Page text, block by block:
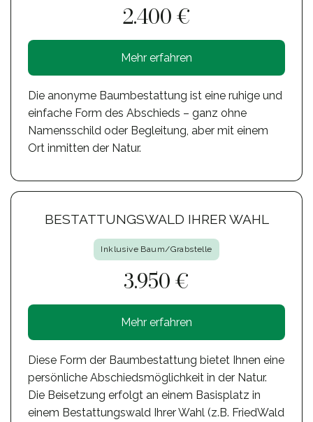
2.400 €
Mehr erfahren
Die anonyme Baumbestattung ist eine ruhige und
einfache Form des Abschieds – ganz ohne
Namensschild oder Begleitung, aber mit einem
Ort inmitten der Natur.
BESTATTUNGSWALD IHRER WAHL
Inklusive Baum/Grabstelle
3.950 €
Mehr erfahren
Diese Form der Baumbestattung bietet Ihnen eine
persönliche Abschiedsmöglichkeit in der Natur.
Die Beisetzung erfolgt an einem Basisplatz in
einem Bestattungswald Ihrer Wahl (z.B. FriedWald